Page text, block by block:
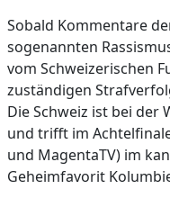
Sobald Kommentare
sogenannten
vom Schweizerischen
zuständigen
Die Schweiz ist bei der
und trifft im
und MagentaTV) im
Geheimfavorit